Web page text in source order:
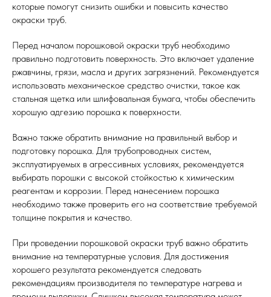
которые помогут снизить ошибки и повысить качество
окраски труб.
Перед началом порошковой окраски труб необходимо
правильно подготовить поверхность. Это включает удаление
ржавчины, грязи, масла и других загрязнений. Рекомендуется
использовать механическое средство очистки, такое как
стальная щетка или шлифовальная бумага, чтобы обеспечить
хорошую адгезию порошка к поверхности.
Важно также обратить внимание на правильный выбор и
подготовку порошка. Для трубопроводных систем,
эксплуатируемых в агрессивных условиях, рекомендуется
выбирать порошки с высокой стойкостью к химическим
реагентам и коррозии. Перед нанесением порошка
необходимо также проверить его на соответствие требуемой
толщине покрытия и качество.
При проведении порошковой окраски труб важно обратить
внимание на температурные условия. Для достижения
хорошего результата рекомендуется следовать
рекомендациям производителя по температуре нагрева и